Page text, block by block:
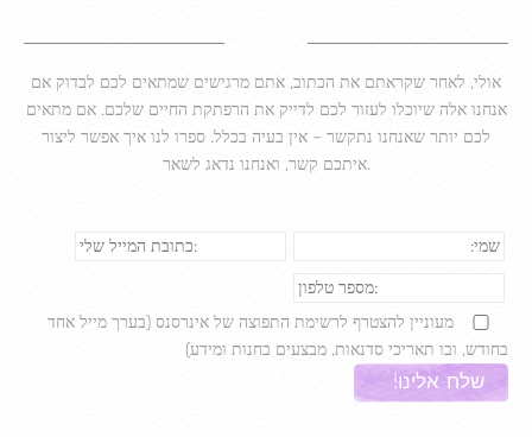
אולי, לאחר שקראתם את הכתוב, אתם מרגישים שמתאים לכם לבדוק אם
אנחנו אלה שיוכלו לעזור לכם לדייק את הרפתקת החיים שלכם. אם מתאים
לכם יותר שאנחנו נתקשר – אין בעיה בכלל. ספרו לנו איך אפשר ליצור
איתכם קשר, ואנחנו נדאג לשאר.
מעוניין להצטרף לרשימת התפוצה של אינרסנס (בערך מייל אחד
בחודש, ובו תאריכי סדנאות, מבצעים בחנות ומידע)